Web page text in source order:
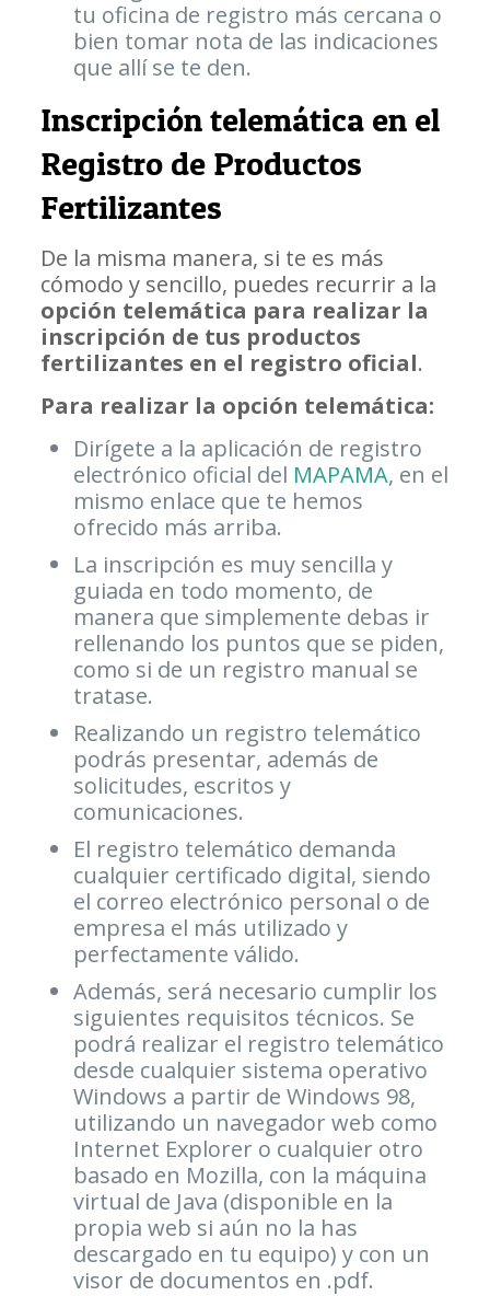
tu oficina de registro más cercana o
bien tomar nota de las indicaciones
que allí se te den.
Inscripción telemática en el
Registro de Productos
Fertilizantes
De la misma manera, si te es más
cómodo y sencillo, puedes recurrir a la
opción telemática para realizar la
inscripción de tus productos
fertilizantes en el registro oficial.
Para realizar la opción telemática:
Dirígete a la aplicación de registro
electrónico oficial del MAPAMA, en el
mismo enlace que te hemos
ofrecido más arriba.
La inscripción es muy sencilla y
guiada en todo momento, de
manera que simplemente debas ir
rellenando los puntos que se piden,
como si de un registro manual se
tratase.
Realizando un registro telemático
podrás presentar, además de
solicitudes, escritos y
comunicaciones.
El registro telemático demanda
cualquier certificado digital, siendo
el correo electrónico personal o de
empresa el más utilizado y
perfectamente válido.
Además, será necesario cumplir los
siguientes requisitos técnicos. Se
podrá realizar el registro telemático
desde cualquier sistema operativo
Windows a partir de Windows 98,
utilizando un navegador web como
Internet Explorer o cualquier otro
basado en Mozilla, con la máquina
virtual de Java (disponible en la
propia web si aún no la has
descargado en tu equipo) y con un
visor de documentos en .pdf.